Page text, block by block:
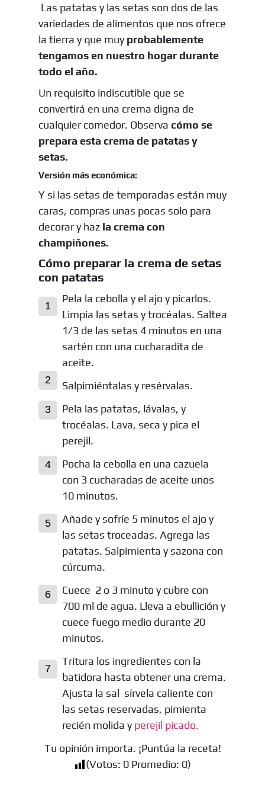
Las patatas y las setas son dos de las
variedades de alimentos que nos ofrece
la tierra y que muy probablemente
tengamos en nuestro hogar durante
todo el año.
Un requisito indiscutible que se
convertirá en una crema digna de
cualquier comedor. Observa cómo se
prepara esta crema de patatas y
setas.
Versión más económica:
Y si las setas de temporadas están muy
caras, compras unas pocas solo para
decorar y hazla crema con
champiñones.
Cómo preparar la crema de setas
con patatas
Pela la cebolla y el ajo y picarlos.
Limpia las setas y trocéalas. Saltea
1/3 de las setas 4 minutos en una
sartén con una cucharadita de
aceite.
Salpimiéntalas y resérvalas.
Pela las patatas, lávalas, y
trocéalas. Lava, seca y pica el
perejil.
Pocha la cebolla en una cazuela
con 3 cucharadas de aceite unos
10 minutos.
Añade y sofríe 5 minutos el ajo y
las setas troceadas. Agrega las
patatas. Salpimienta y sazona con
cúrcuma.
Cuece 2 o 3 minuto y cubre con
700 ml de agua. Lleva a ebullición y
cuece fuego medio durante 20
minutos.
Tritura los ingredientes con la
batidora hasta obtener una crema.
Ajusta la sal sírvela caliente con
las setas reservadas, pimienta
recién molida yperejil picado.
Tu opinión importa. ¡Puntúa la receta!
(Votos: 0 Promedio: 0)